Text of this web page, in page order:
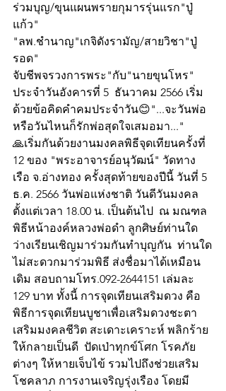
ร่วมบุญ/ขุนแผนพรายกุมารรุ่นแรก"ปู่
แก้ว"
"ลพ.ชำนาญ"เกจิดังรามัญ/สายวิชา"ปู่
รอด"
จับชีพจรวงการพระ"กับ"นายขุนโหร"
ประจำวันอังคารที่ 5  ธันวาคม 2566 เริ่ม
ด้วยข้อคิดคำคมประจำวัน😊"...จะวันพ่อ
หรือวันไหนก็รักพ่อสุดใจเสมอมา..."
🙏เริ่มกันด้วยงานมงคลพิธีจุดเทียนครั้งที่
12 ของ "พระอาจารย์อนุวัฒน์" วัดทาง
เรือ จ.อ่างทอง ครั้งสุดท้ายของปีนี้ วันที่ 5
ธ.ค. 2566 วันพ่อแห่งชาติ วันดีวันมงคล
ตั้งแต่เวลา 18.00 น. เป็นต้นไป  ณ มณฑล
พิธีหน้าองค์หลวงพ่อดำ ลูกศิษย์ท่านใด
ว่างเรียนเชิญมาร่วมกันทำบุญกัน  ท่านใด
ไม่สะดวกมาร่วมพิธี ส่งชื่อมาได้เหมือน
เดิม สอบถามโทร.092-2644151 เล่มละ
129 บาท ทั้งนี้ การจุดเทียนเสริมดวง คือ
พิธีการจุดเทียนบูชาเพื่อเสริมดวงชะตา
เสริมมงคลชีวิต สะเดาะเคราะห์ พลิกร้าย
ให้กลายเป็นดี  ปัดเป่าทุกข์โศก โรคภัย
ต่างๆ ให้หายเจ็บไข้ รวมไปถึงช่วยเสริม
โชคลาภ การงานเจริญรุ่งเรือง โดยมี